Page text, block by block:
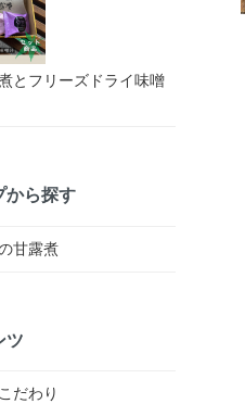
とフリーズドライ味噌
から探す
甘露煮
ツ
だわり